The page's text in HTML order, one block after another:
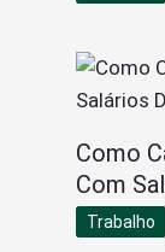
Como
Com
Trabalho